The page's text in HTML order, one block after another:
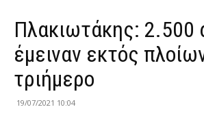
News
Πλακιωτάκης: 2.500
έμειναν εκτός
τριήμερο
19/07/2021 10:04